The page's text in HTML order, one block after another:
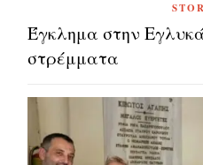
Έγκλημα στην
στρέμματα